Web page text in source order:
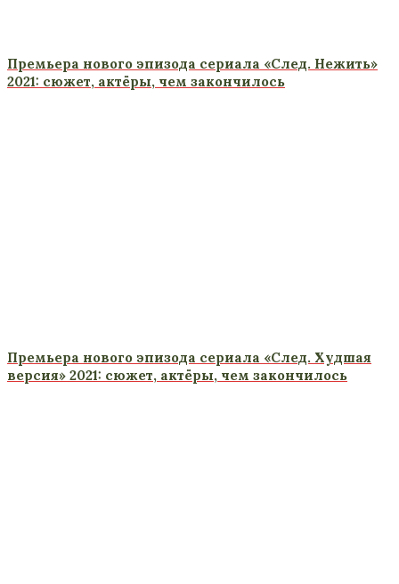
Премьера нового эпизода сериала «След. Нежить»
2021: сюжет, актёры, чем закончилось
Премьера нового эпизода сериала «След. Худшая
версия» 2021: сюжет, актёры, чем закончилось